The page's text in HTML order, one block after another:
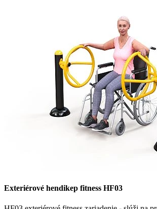
Exteriérové hendikep fitness HF03